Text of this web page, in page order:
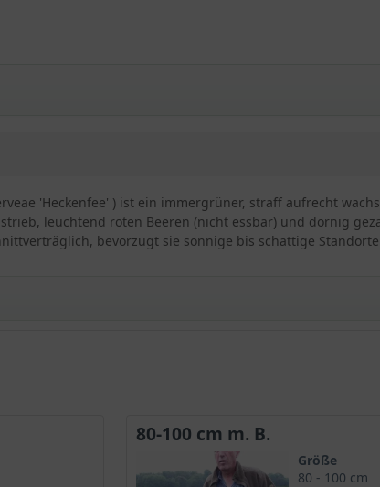
'Heckenfee' ) ist ein immergrüner, straff aufrecht
leuchtend roten Beeren (nicht essbar) und dornig
bevorzugt sie sonnige bis schattige
'Heckenfee' / Ilex meserveae 'Heckenfee'
wirkt die Stechpalme durch die glänzenden Blätter und
aus diesem Grund für kleinere Gärten, in denen wenig
kompakte Wuchsform. Die Stechpalme 'Heckenfee' ist ein
80-100 cm m. B.
Größe
80 - 100 cm